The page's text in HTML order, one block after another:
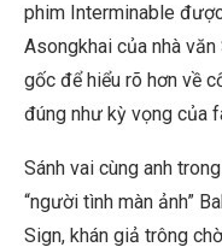
phim Interminable
Asongkhai của nhà
gốc để hiểu rõ hơn về
đúng như kỳ vọng của
Sánh vai cùng anh
“người tình màn ảnh”
Sign, khán giả trông